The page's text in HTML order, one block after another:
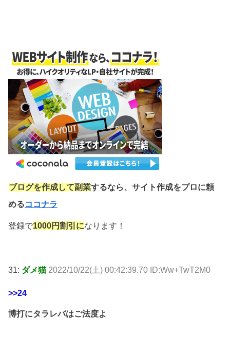
ブログを作成して副業するなら、サイト作成をプロに頼
めるココナラ
登録で1000円割引になり ます！
31: ダメ猫 2022/10/22(土) 00:42:39.70 ID:Ww+TwT2M0
>>24
博打にタラレバはご法度よ